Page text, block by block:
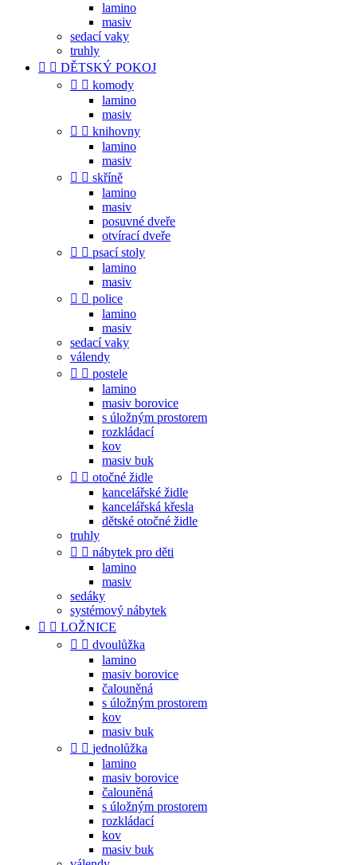
lamino
masiv
sedací vaky
truhly
  DĚTSKÝ POKOJ
  komody
lamino
masiv
  knihovny
lamino
masiv
  skříně
lamino
masiv
posuvné dveře
otvírací dveře
  psací stoly
lamino
masiv
  police
lamino
masiv
sedací vaky
válendy
  postele
lamino
masiv borovice
s úložným prostorem
rozkládací
kov
masiv buk
  otočné židle
kancelářské židle
kancelářská křesla
dětské otočné židle
truhly
  nábytek pro děti
lamino
masiv
sedáky
systémový nábytek
  LOŽNICE
  dvoulůžka
lamino
masiv borovice
čalouněná
s úložným prostorem
kov
masiv buk
  jednolůžka
lamino
masiv borovice
čalouněná
s úložným prostorem
rozkládací
kov
masiv buk